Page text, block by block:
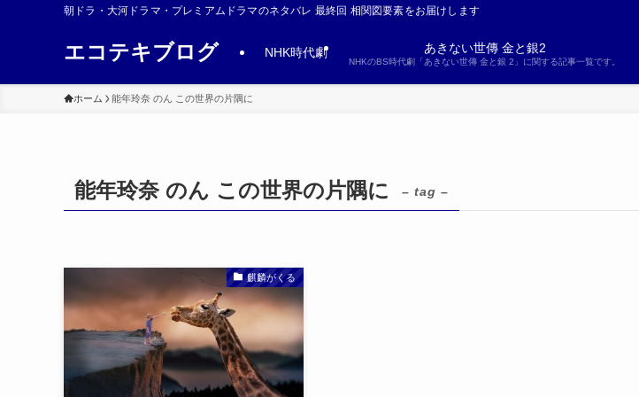
朝ドラ・大河ドラマ・プレミアムドラマのネタバレ 最終回 相関図要素をお届けします
エコテキブログ NHK時代劇 あきない世傳 金と銀2
NHKのBS時代劇「あきない世傳 金と銀 2」に関する記事一覧です。
ホーム 能年玲奈 のん この世界の片隅に
能年玲奈 のん この世界の片隅に – tag –
麒麟がくる